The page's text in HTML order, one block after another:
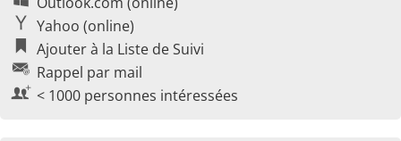
Yahoo (online)
Ajouter à la Liste de Suivi
Rappel par mail
< 1000 personnes intéressées